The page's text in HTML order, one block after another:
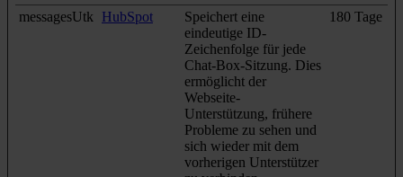
messagesUtk HubSpot
Speichert eine
eindeutige ID-
Zeichenfolge für jede
Chat-Box-Sitzung. Dies
ermöglicht der
Webseite-
Unterstützung, frühere
Probleme zu sehen und
sich wieder mit dem
vorherigen Unterstützer
180 Tage